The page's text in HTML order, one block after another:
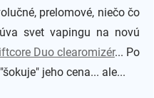
prelomové, niečo čo
svet vapingu na novú
Duo clearomizér... Po
jeho cena... ale...